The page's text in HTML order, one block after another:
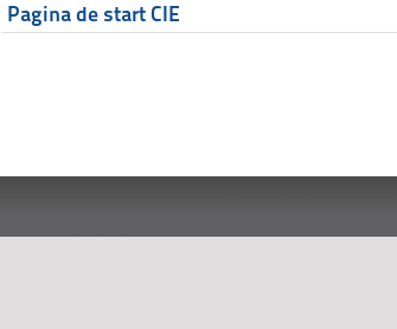
Pagina de start CIE